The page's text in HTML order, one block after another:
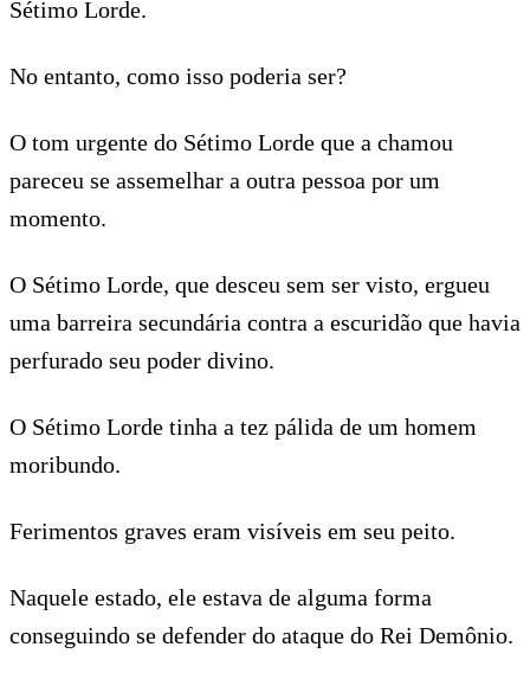
Sétimo Lorde.
No entanto, como isso poderia ser?
O tom urgente do Sétimo Lorde que a chamou
pareceu se assemelhar a outra pessoa por um
momento.
O Sétimo Lorde, que desceu sem ser visto, ergueu
uma barreira secundária contra a escuridão que havia
perfurado seu poder divino.
O Sétimo Lorde tinha a tez pálida de um homem
moribundo.
Ferimentos graves eram visíveis em seu peito.
Naquele estado, ele estava de alguma forma
conseguindo se defender do ataque do Rei Demônio.